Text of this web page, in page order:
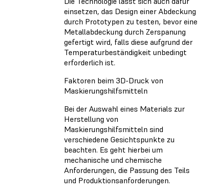
einsetzen, das Design einer Abdeckung
durch Prototypen zu testen, bevor eine
Metallabdeckung durch Zerspanung
gefertigt wird, falls diese aufgrund der
Temperaturbeständigkeit unbedingt
erforderlich ist.
Faktoren beim 3D-Druck von
Maskierungshilfsmitteln
Bei der Auswahl eines Materials zur
Herstellung von
Maskierungshilfsmitteln sind
verschiedene Gesichtspunkte zu
beachten. Es geht hierbei um
mechanische und chemische
Anforderungen, die Passung des Teils
und Produktionsanforderungen.